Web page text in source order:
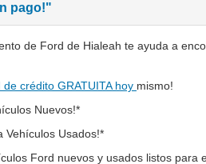
pago!"
de Ford de Hialeah te ayuda a
de crédito GRATUITA hoy mismo!
Nuevos!*
Vehículos Usados!*
Ford nuevos y usados listos para